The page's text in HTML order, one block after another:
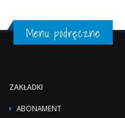
Menu podręczne
ZAKŁADKI
ABONAMENT